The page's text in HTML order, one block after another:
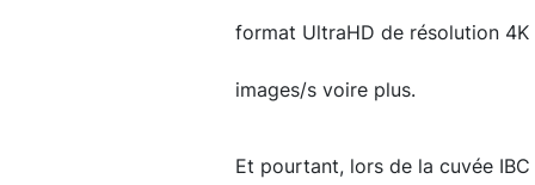
format UltraHD de résolution
images/s voire plus.
Et pourtant, lors de la cuvée IBC